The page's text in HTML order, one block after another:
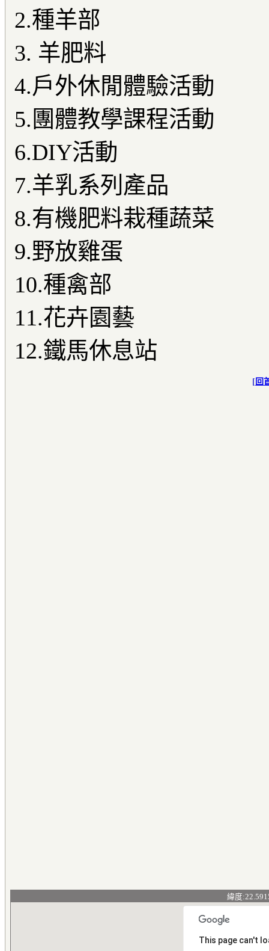
2.種羊部
3. 羊肥料
4.戶外休閒體驗活動
5.團體教學課程活動
6.DIY活動
7.羊乳系列產品
8.有機肥料栽種蔬菜
9.野放雞蛋
10.種禽部
11.花卉園藝
12.鐵馬休息站
[ 回
緯度
This page can't